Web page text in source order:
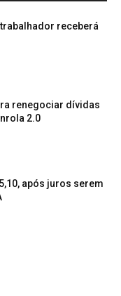
receberá
renegociar dívidas
2.0
após juros serem